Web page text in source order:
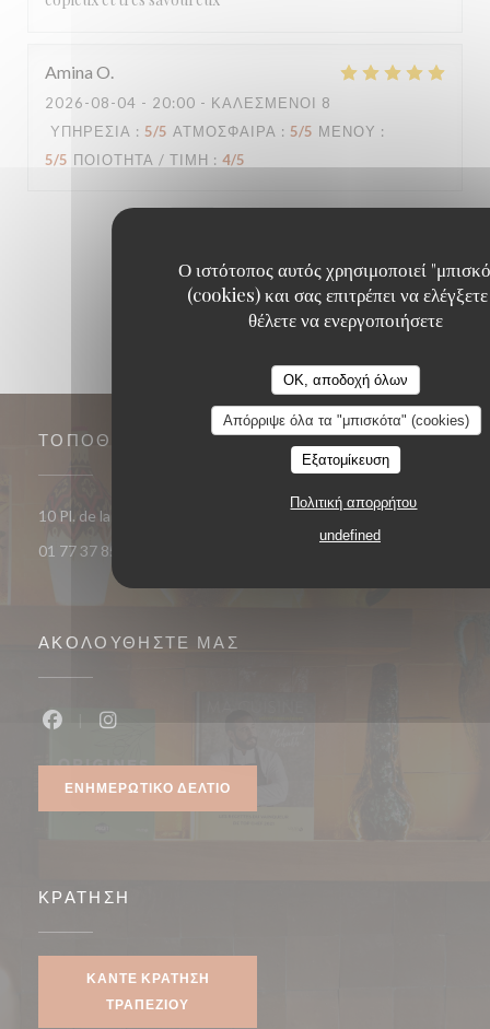
Ο ιστότοπος αυτός χρησιμοποιεί
(cookies) και σας επιτρέπει να ελέγξετε
θέλετε να ενεργοποιήσετε
OK, αποδοχή όλων
Απόρριψε όλα τα "μπισκότα" (cookies)
Εξατομίκευση
Πολιτική απορρήτου
undefined
Amina O
2026-08-04 - 20:00 - ΚΑΛΕΣΜΈΝΟΙ 8
ΥΠΗΡΕΣΊΑ : 5/5 ΑΤΜΌΣΦΑΙΡΑ : 5/5 ΜΕΝΟΎ :
5/5 ΠΟΙΌΤΗΤΑ / ΤΙΜΉ : 4/5
ΤΟΠΟΘΕΣΊΑ
10 Pl. de la République 93400 Saint-Ouen-sur-Seine((ανοίγει σε
01 77 37 85 33
ΑΚΟΛΟΥΘΉΣΤΕ ΜΑΣ
ΕΝΗΜΕΡΩΤΙΚΌ ΔΕΛΤΊΟ
ΚΡΆΤΗΣΗ
ΚΆΝΤΕ ΚΡΆΤΗΣΗ
ΤΡΑΠΕΖΙΟΎ